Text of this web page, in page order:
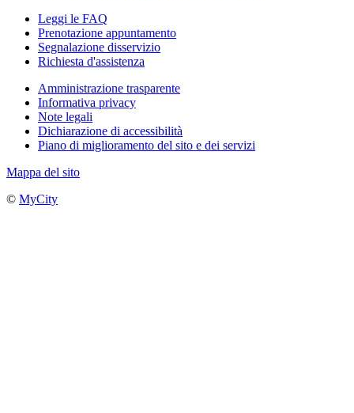
Leggi le FAQ
Prenotazione appuntamento
Segnalazione disservizio
Richiesta d'assistenza
Amministrazione trasparente
Informativa privacy
Note legali
Dichiarazione di accessibilità
Piano di miglioramento del sito e dei servizi
Mappa del sito
© MyCity